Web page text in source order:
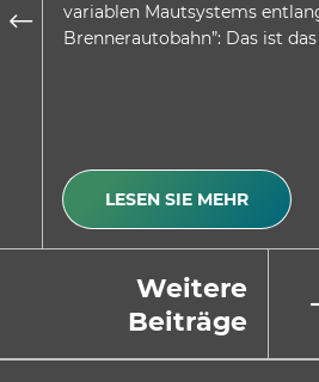
variablen Mautsystems
Brennerautobahn”: Das ist
LESEN SIE MEHR
Weitere
Beiträge